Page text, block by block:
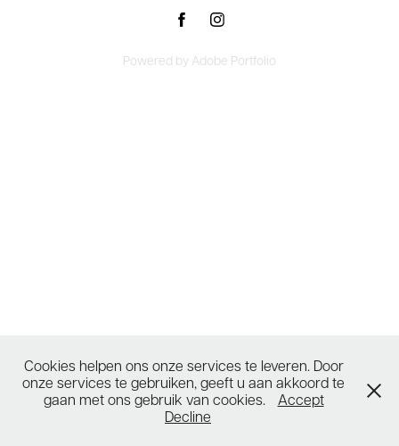
Powered by Adobe Portfolio
Cookies helpen ons onze services te leveren. Door
onze services te gebruiken, geeft u aan akkoord te
gaan met ons gebruik van cookies.
Accept
Decline